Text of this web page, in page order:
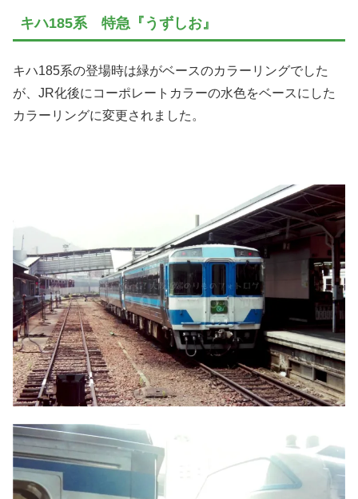
キハ185系 特急『うずしお』
キハ185系の登場時は緑がベースのカラーリングでした
が、JR化後にコーポレートカラーの水色をベースにした
カラーリングに変更されました。